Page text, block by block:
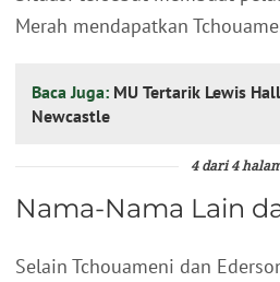
Merah mendapatkan
Baca Juga: MU Tertarik Lewis
Newcastle
4 dari 4
Nama-Nama Lain
Selain Tchouameni dan